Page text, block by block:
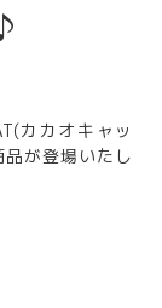
カカオキャッ
が登場いたし